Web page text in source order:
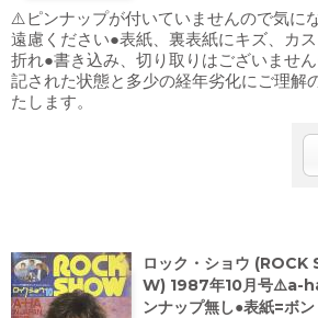
⚠️ピンナップが付いていませんので気に
遠慮ください●表紙、裏表紙にキズ、カ
折れ●書き込み、切り取りはございませ
記された状態と多少の経年劣化にご理解
たします。
ロック・ショウ (ROCK
W) 1987年10月号⚠️a-
ンナップ無し●表紙=ボ